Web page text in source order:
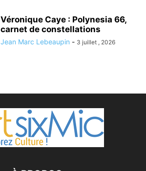
Véronique Caye : Polynesia 66,
carnet de constellations
Jean Marc Lebeaupin - 3 juillet , 2026